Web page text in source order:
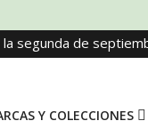
segunda de
Y COLECCIONES